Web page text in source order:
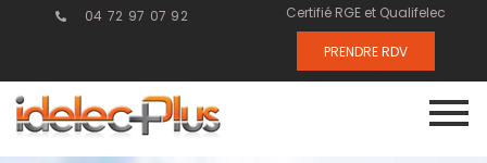
04 72 97 07 92 Certifié RGE et Qualifelec
PRENDRE RDV